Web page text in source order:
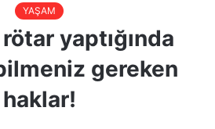
YAŞAM
rötar yaptığında
gereken
haklar!